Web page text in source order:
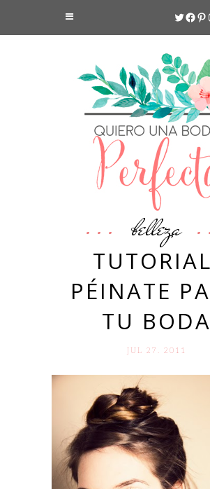
belleza
PÉINATE
TU BODA
JUL 27. 2011